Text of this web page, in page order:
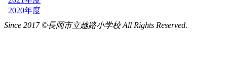
Since 2017 ©長岡市立越路小学校 All Rights Reserved.